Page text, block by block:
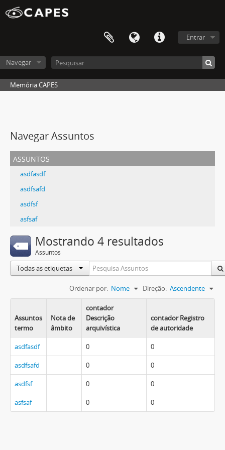
Entrar
Navegar
Memória CAPES
Navegar Assuntos
assuntos
asdfasdf
asdfsafd
asdfsf
asfsaf
Mostrando 4 resultados
Assuntos
Todas as etiquetas
Ordenar por: Nome Direção: Ascendente
Assuntos
termo
Nota de
âmbito
contador
Descrição
arquivística
contador Registro
de autoridade
asdfasdf 0 0
asdfsafd 0 0
asdfsf 0 0
asfsaf 0 0